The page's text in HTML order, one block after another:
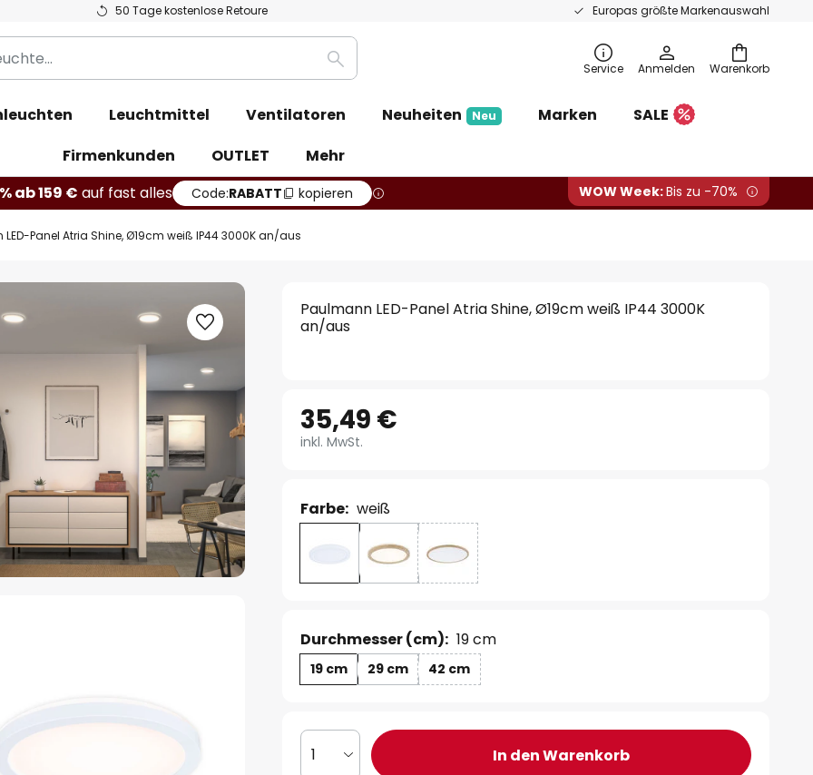
50 Tage kostenlose Retoure Europas größte Markenauswahl
Warenkorb
Suche Service Anmelden
Leuchtmittel Ventilatoren Neuheiten Neu Marken
SALE
Firmenkunden
OUTLET
Mehr
ab 159 € auf fast alles Code:RABATT kopieren WOW Week:Bis zu -70%
Panel Atria Shine, Ø19cm weiß IP44 3000K an/aus
Paulmann LED-Panel Atria Shine, Ø19cm weiß IP44 3000K
an/aus
35,49 €
inkl. MwSt.
Farbe: weiß
Durchmesser (cm): 19 cm
19 cm 29 cm 42 cm
1 In den Warenkorb